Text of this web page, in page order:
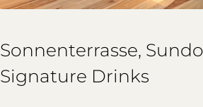
Sonnenterrasse,
Signature Drinks